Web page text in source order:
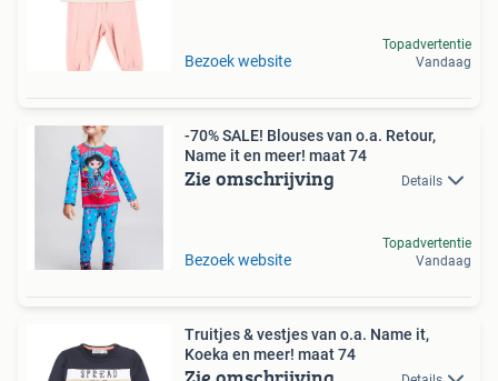
Bezoek website
Topadvertentie
Vandaag
-70% SALE! Blouses van o.a. Retour,
Name it en meer! maat 74
Zie omschrijving Details
Bezoek website
Topadvertentie
Vandaag
Truitjes & vestjes van o.a. Name it,
Koeka en meer! maat 74